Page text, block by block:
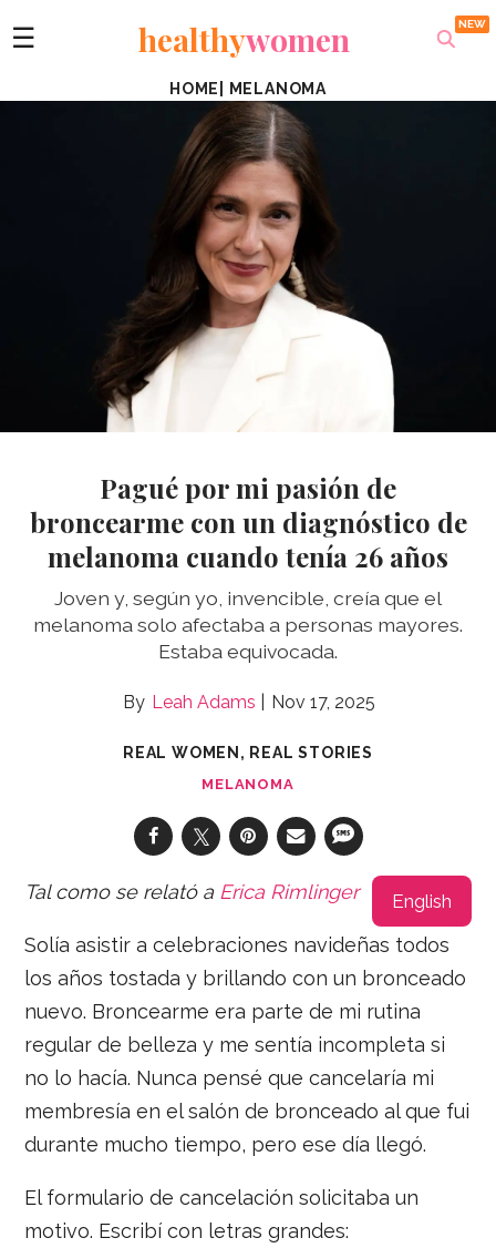
☰ healthywomen
HOME MELANOMA
Pagué por mi pasión de
broncearme con un diagnóstico de
melanoma cuando tenía 26 años
Joven y, según yo, invencible, creía que el
melanoma solo afectaba a personas mayores.
Estaba equivocada.
Leah Adams Nov 17, 2025
REAL WOMEN, REAL STORIES
MELANOMA
English
Tal como se relató a Erica Rimlinger
Solía asistir a celebraciones navideñas todos
los años tostada y brillando con un bronceado
nuevo. Broncearme era parte de mi rutina
regular de belleza y me sentía incompleta si
no lo hacía. Nunca pensé que cancelaría mi
membresía en el salón de bronceado al que fui
durante mucho tiempo, pero ese día llegó.
El formulario de cancelación solicitaba un
motivo. Escribí con letras grandes: